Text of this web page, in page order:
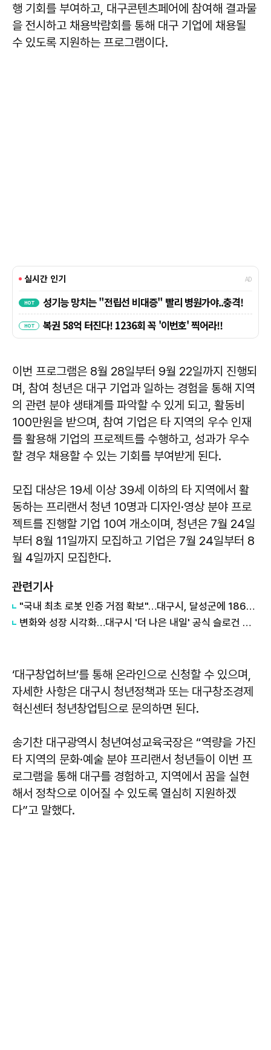
행 기회를 부여하고, 대구콘텐츠페어에 참여해 결과물
을 전시하고 채용박람회를 통해 대구 기업에 채용될
수 있도록 지원하는 프로그램이다.
이번 프로그램은 8월 28일부터 9월 22일까지 진행되
며, 참여 청년은 대구 기업과 일하는 경험을 통해 지역
의 관련 분야 생태계를 파악할 수 있게 되고, 활동비
100만원을 받으며, 참여 기업은 타 지역의 우수 인재
를 활용해 기업의 프로젝트를 수행하고, 성과가 우수
할 경우 채용할 수 있는 기회를 부여받게 된다.
모집 대상은 19세 이상 39세 이하의 타 지역에서 활
동하는 프리랜서 청년 10명과 디자인·영상 분야 프로
젝트를 진행할 기업 10여 개소이며, 청년은 7월 24일
부터 8월 11일까지 모집하고 기업은 7월 24일부터 8
월 4일까지 모집한다.
관련기사
"국내 최초 로봇 인증 거점 확보"…대구시, 달성군에 186억 투입해 휴머노이드 센터 구축
변화와 성장 시각화…대구시 '더 나은 내일' 공식 슬로건 디자인 공개
‘대구창업허브’를 통해 온라인으로 신청할 수 있으며,
자세한 사항은 대구시 청년정책과 또는 대구창조경제
혁신센터 청년창업팀으로 문의하면 된다.
송기찬 대구광역시 청년여성교육국장은 “역량을 가진
타 지역의 문화·예술 분야 프리랜서 청년들이 이번 프
로그램을 통해 대구를 경험하고, 지역에서 꿈을 실현
해서 정착으로 이어질 수 있도록 열심히 지원하겠
다”고 말했다.